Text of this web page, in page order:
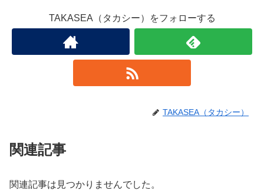
TAKASEA（タカシー）をフォローする
TAKASEA（タカシー）
関連記事
関連記事は見つかりませんでした。